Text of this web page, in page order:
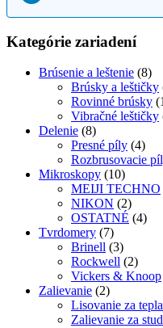
Kategórie zariadení
Brúsenie a leštenie (8)
Brúsky a leštičky
Rovinné brúsky
Vibračné leštičky
Delenie (8)
Presné píly (4)
Rozbrusovacie
Mikroskopy (10)
MEIJI TECHNO
NIKON (2)
OSTATNÉ (4)
Tvrdomery (7)
Brinell (3)
Rockwell (2)
Vickers & Knoop
Zalievanie (2)
Lisovanie za tepla
Zalievanie za